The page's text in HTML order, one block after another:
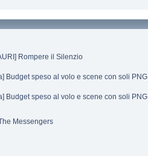
Rompere il Silenzio
Budget speso al volo e scene con soli PNG
Budget speso al volo e scene con soli PNG
Messengers